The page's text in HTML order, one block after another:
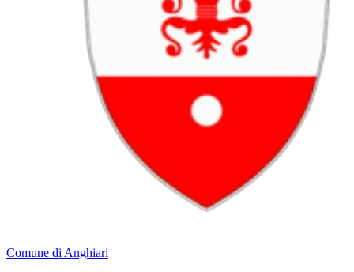
Comune di Anghiari